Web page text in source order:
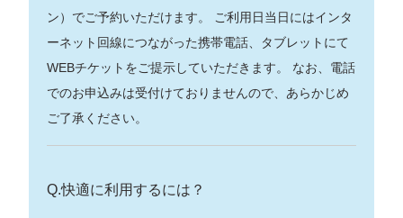
ン）でご予約いただけます。 ご利用日当日にはインタ
ーネット回線につながった携帯電話、タブレットにて
WEBチケットをご提示していただきます。 なお、電話
でのお申込みは受付けておりませんので、あらかじめ
ご了承ください。
Q.快適に利用するには？